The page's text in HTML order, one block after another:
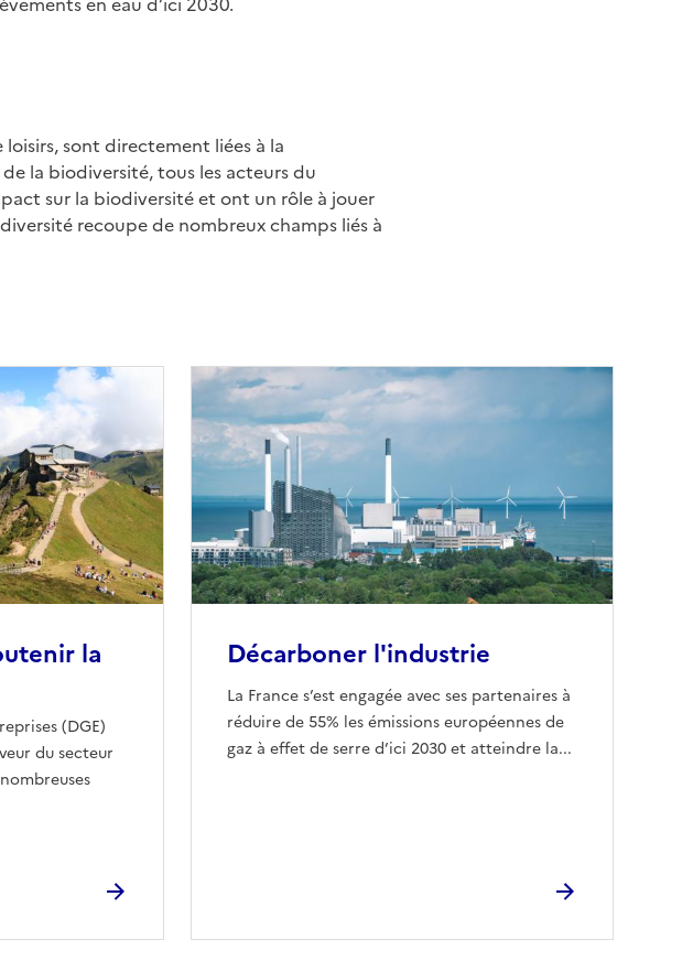
sont directement liées à la
la biodiversité, tous les acteurs du
sur la biodiversité et ont un rôle à jouer
recoupe de nombreux champs liés à
la
(DGE)
du secteur
Décarboner l'industrie
La France s’est engagée avec ses partenaires à
réduire de 55% les émissions européennes de
gaz à effet de serre d’ici 2030 et atteindre la...